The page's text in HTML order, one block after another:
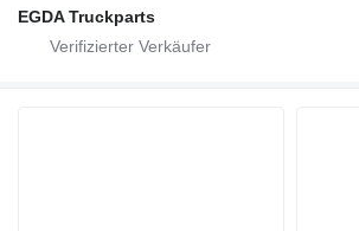
EGDA Truckparts